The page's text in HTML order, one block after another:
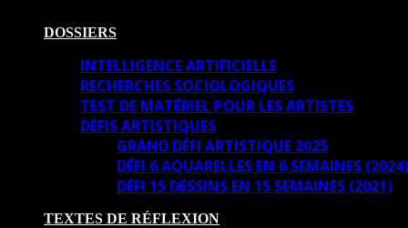
DOSSIERS
INTELLIGENCE ARTIFICIELLE
RECHERCHES SOCIOLOGIQUES
TEST DE MATÉRIEL POUR LES ARTISTES
DÉFIS ARTISTIQUES
GRAND DÉFI ARTISTIQUE 2025
DÉFI 6 AQUARELLES EN 6 SEMAINES (2024)
DÉFI 15 DESSINS EN 15 SEMAINES (2021)
TEXTES DE RÉFLEXION